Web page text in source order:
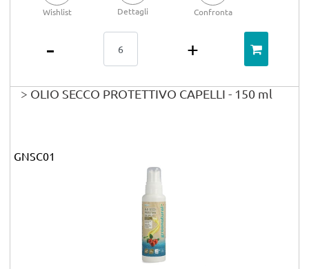
Wishlist Dettagli Confronta
> OLIO SECCO PROTETTIVO CAPELLI - 150 ml
GNSC01